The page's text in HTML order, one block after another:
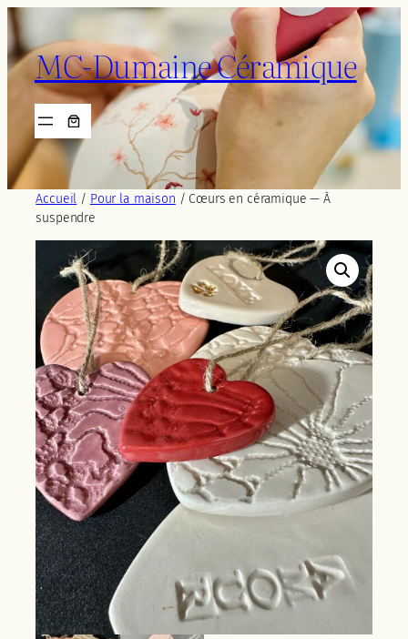
Aller
au
contenuMC-Dumaine Céramique
Accueil / Pour la maison / Cœurs en céramique — À
suspendre